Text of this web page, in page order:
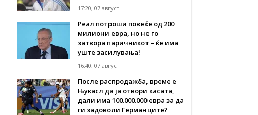
17:20, 07 август
Реал потроши повеќе од 200
милиони евра, но не го
затвора паричникот – ќе има
уште засилувања!
16:40, 07 август
После распродажба, време е
Њукасл да ја отвори касата,
дали има 100.000.000 евра за да
ги задоволи Германците?